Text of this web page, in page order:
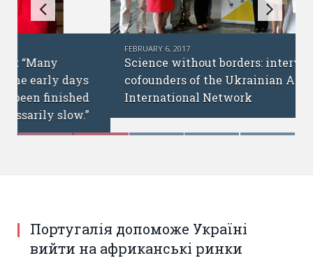
Science without borders: interview with
cofounders of the Ukrainian Academic
International Network
Португалія допоможе Україні
вийти на африканські ринки